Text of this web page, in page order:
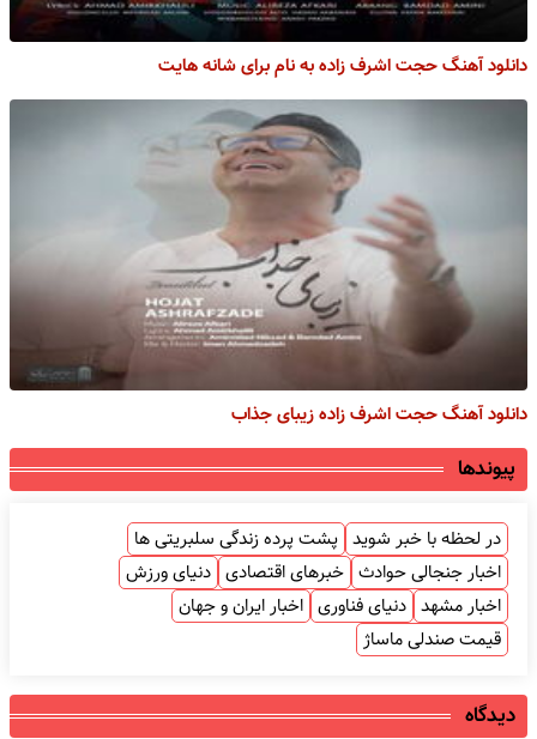
دانلود آهنگ حجت اشرف زاده به نام برای شانه هایت
دانلود آهنگ حجت اشرف زاده زیبای جذاب
پیوندها
در لحظه با خبر شوید پشت پرده زندگی سلبریتی ها
اخبار جنجالی حوادث خبرهای اقتصادی دنیای ورزش
اخبار مشهد دنیای فناوری اخبار ایران و جهان
قیمت صندلی ماساژ
دیدگاه